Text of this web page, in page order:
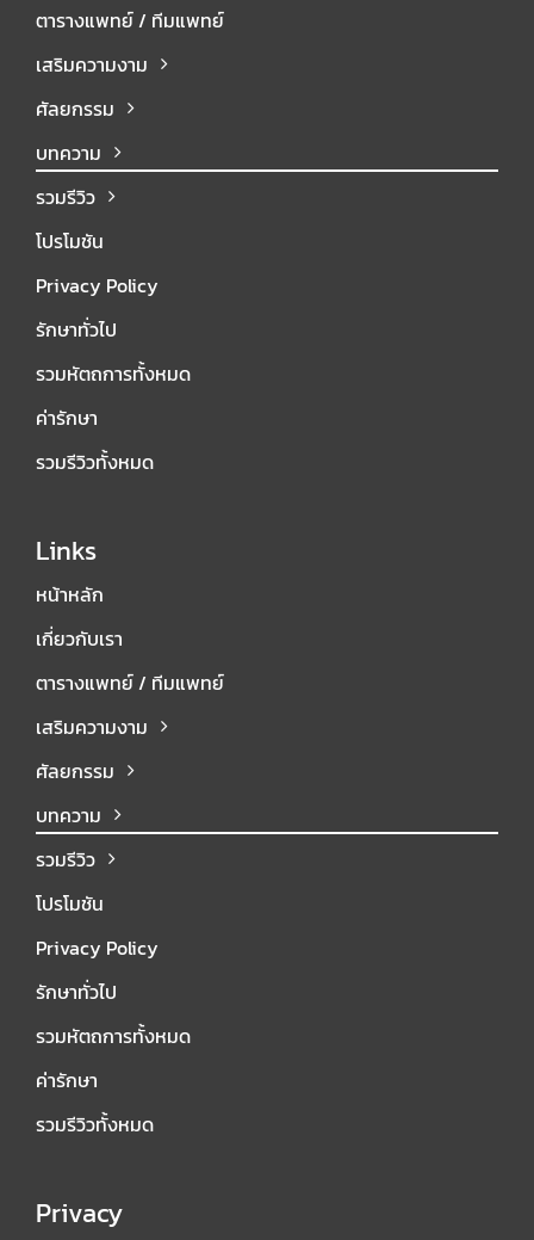
ตารางแพทย์ / ทีมแพทย์
เสริมความงาม
ศัลยกรรม
บทความ
รวมรีวิว
โปรโมชัน
Privacy Policy
รักษาทั่วไป
รวมหัตถการทั้งหมด
ค่ารักษา
รวมรีวิวทั้งหมด
Links
หน้าหลัก
เกี่ยวกับเรา
ตารางแพทย์ / ทีมแพทย์
เสริมความงาม
ศัลยกรรม
บทความ
รวมรีวิว
โปรโมชัน
Privacy Policy
รักษาทั่วไป
รวมหัตถการทั้งหมด
ค่ารักษา
รวมรีวิวทั้งหมด
Privacy